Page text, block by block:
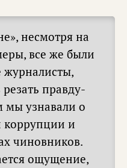
несмотря на
все же были
правду-
мы узнавали о
коррупции и
чиновников.
ощущение,